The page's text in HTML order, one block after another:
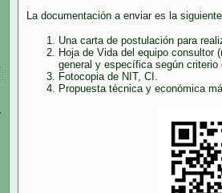
La documentación a enviar es la
Una carta de postulación para
Hoja de Vida del equipo consultor
general y específica según
Fotocopia de NIT, CI.
Propuesta técnica y económica